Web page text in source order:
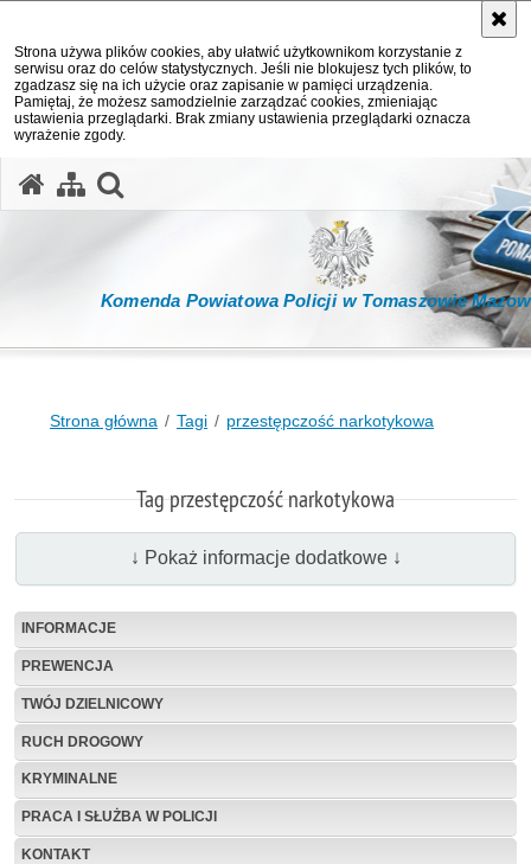
Strona używa plików cookies, aby ułatwić użytkownikom korzystanie z
serwisu oraz do celów statystycznych. Jeśli nie blokujesz tych plików, to
zgadzasz się na ich użycie oraz zapisanie w pamięci urządzenia.
Pamiętaj, że możesz samodzielnie zarządzać cookies, zmieniając
ustawienia przeglądarki. Brak zmiany ustawienia przeglądarki oznacza
wyrażenie zgody.
Komenda Powiatowa Policji w Tomaszowie
Strona główna Tagi przestępczość narkotykowa
Tag przestępczość narkotykowa
↓ Pokaż informacje dodatkowe ↓
INFORMACJE
PREWENCJA
TWÓJ DZIELNICOWY
RUCH DROGOWY
KRYMINALNE
PRACA I SŁUŻBA W POLICJI
KONTAKT